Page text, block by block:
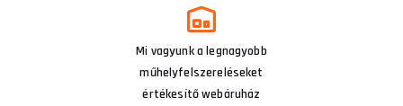
Mi vagyunk a legnagyobb
műhelyfelszereléseket
értékesítő webáruház